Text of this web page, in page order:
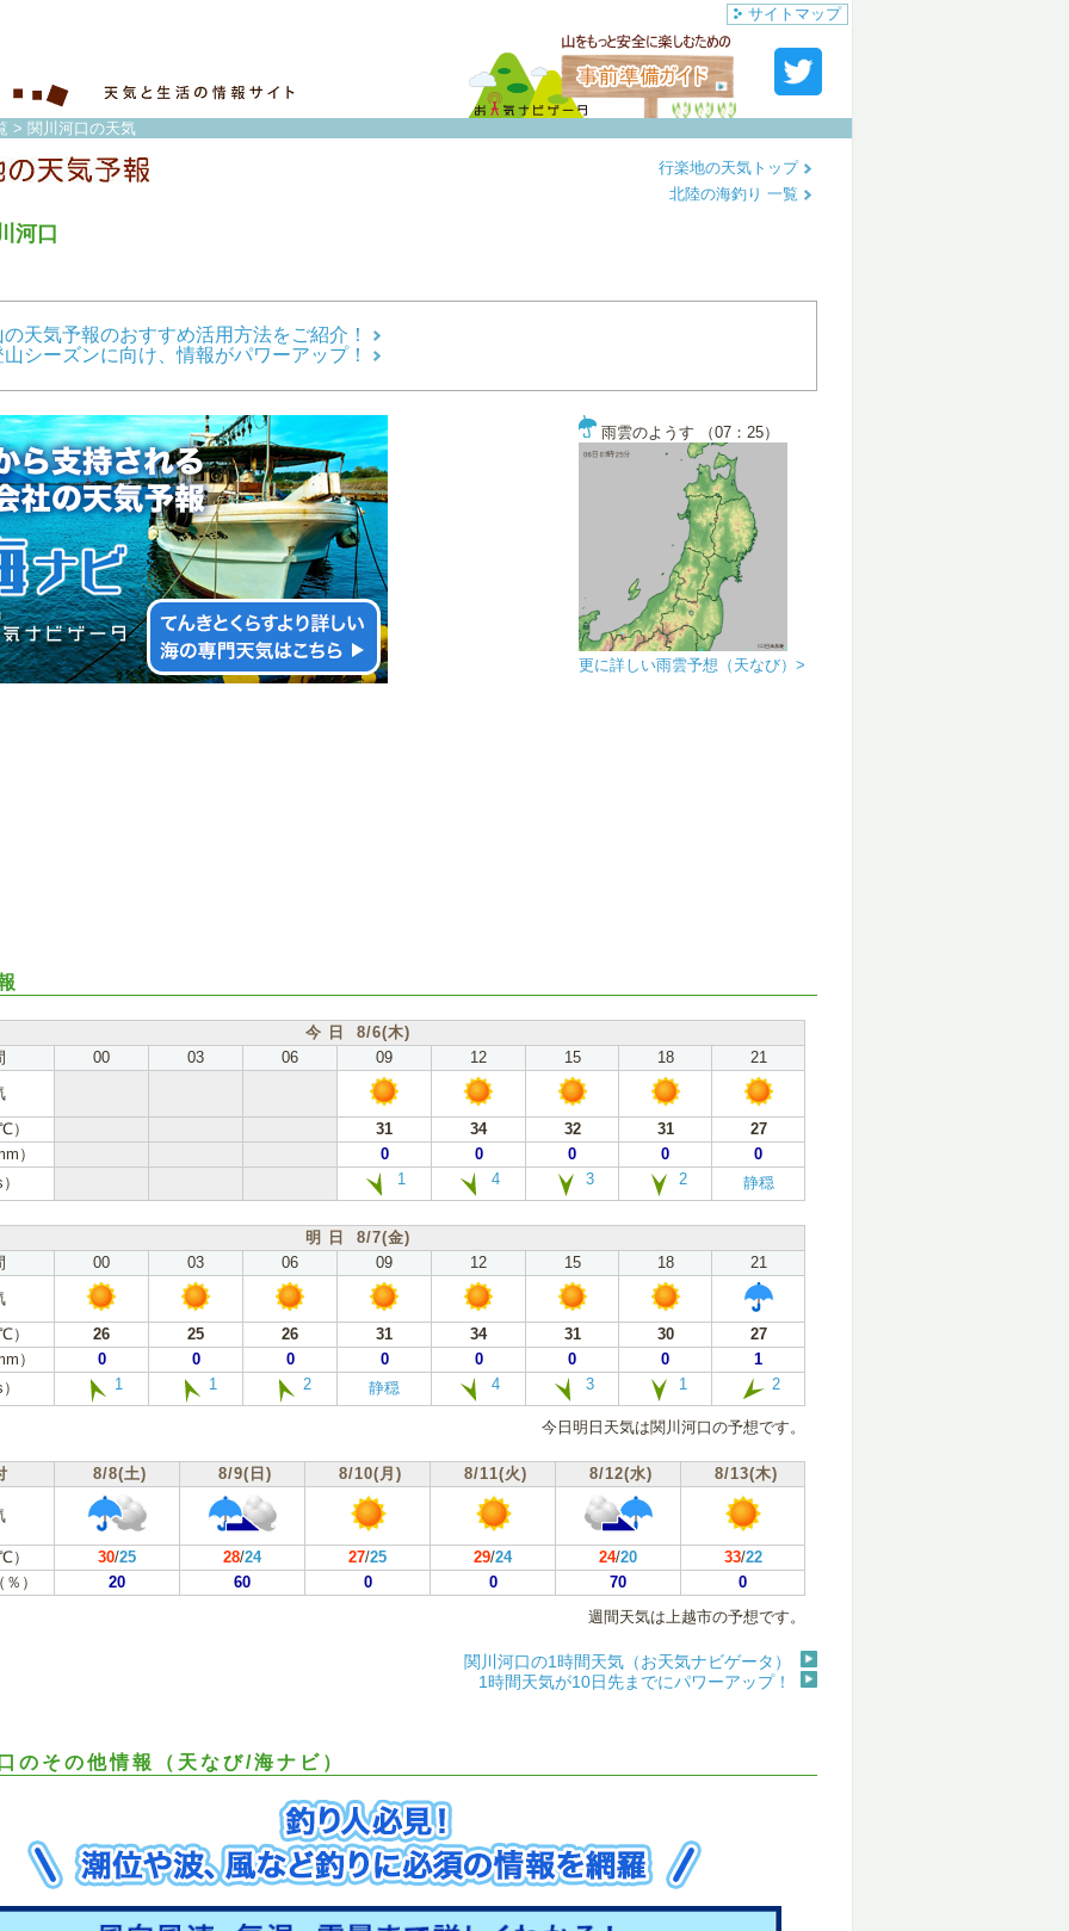
サイトマップ
> 関川河口の天気
河口
行楽地の天気トップ
北陸の海釣り 一覧
天気予報のおすすめ活用方法をご紹介！
シーズンに向け、情報がパワーアップ！
雨雲のようす （07：25）
更に詳しい雨雲予想（天なび）>
今 日 8/6(木)
00 03 06 09 12 15 18
21
31 34 32 31
27
）
0 0 0 0
0
1 4 3 2 静穏
明 日 8/7(金)
00 03 06 09 12 15 18
21
26 25 26 31 34 31 30
27
）
0 0 0 0 0 0 0
1
1 1 2 静穏 4 3 1 2
今日明日天気は関川河口の予想です。
8/8(土) 8/9(日) 8/10(月) 8/11(火) 8/12(水) 8/13(木)
30/25 28/24 27/25 29/24 24/20 33/22
）
20 60 0 0 70
0
週間天気は上越市の予想です。
関川河口の1時間天気（お天気ナビゲータ）
1時間天気が10日先までにパワーアップ！
のその他情報（天なび/海ナビ）